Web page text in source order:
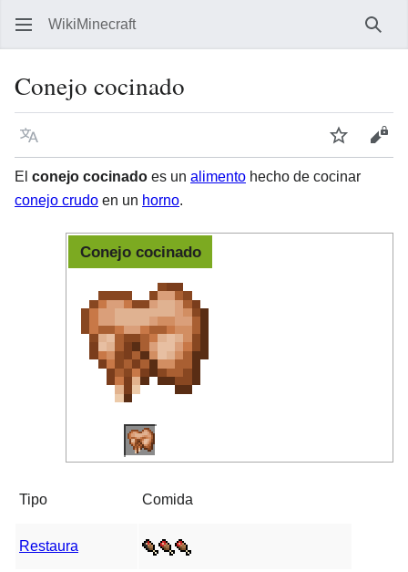
WikiMinecraft
Conejo cocinado
Idioma VigilarVer
El conejo cocinado es un alimento hecho de cocinar
conejo crudo en un horno.
Conejo cocinado
Tipo Comida
Restaura